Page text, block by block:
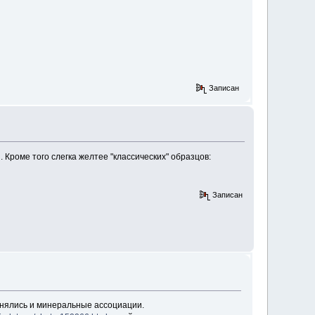
Записан
того слегка желтее "классических" образцов:
Записан
и минеральные ассоциации.